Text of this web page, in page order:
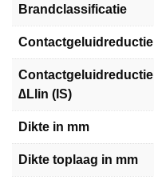
Brandclassificatie
Contactgeluidreductie
Contactgeluidreductie
∆Llin (IS)
Dikte in mm
Dikte toplaag in mm